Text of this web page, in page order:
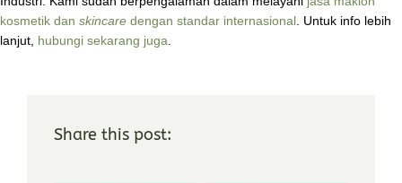
kosmetik dan skincare dengan standar internasional. Untuk info lebih
lanjut, hubungi sekarang juga.
Share this post: